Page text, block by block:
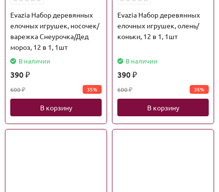
Evazia Набор деревянных
елочных игрушек, носочек/
варежка Снеурочка/Дед
мороз, 12 в 1, 1шт
В наличии
390 ₽
600₽ 35%
В корзину
Evazia Набор деревянных
елочных игрушек, олень/
коньки, 12 в 1, 1шт
В наличии
390 ₽
600₽ 35%
В корзину